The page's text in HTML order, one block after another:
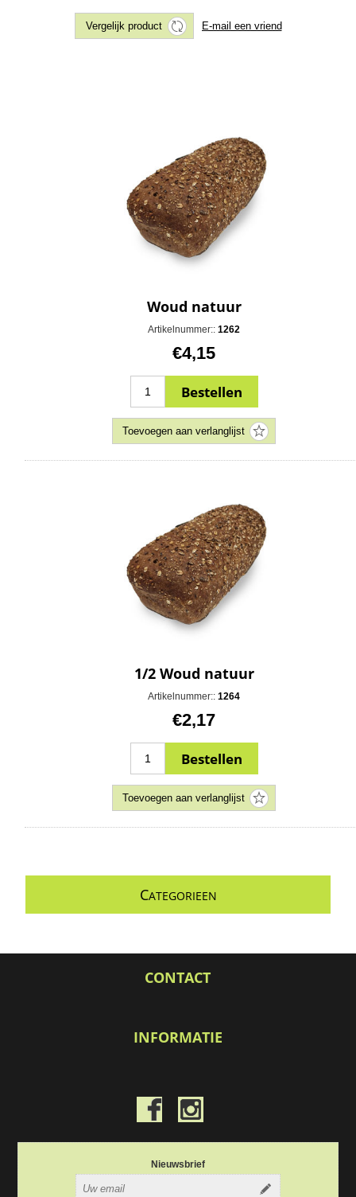
Woud natuur
Artikelnummer:: 1262
€4,15
1/2 Woud natuur
Artikelnummer:: 1264
€2,17
CATEGORIEEN
CONTACT
INFORMATIE
Nieuwsbrief